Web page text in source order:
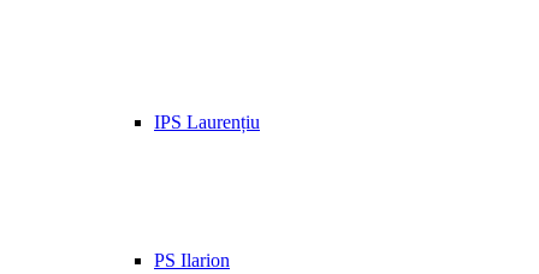
IPS Laurențiu
PS Ilarion